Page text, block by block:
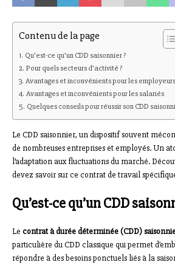
Contenu de la page
Qu’est-ce qu’un CDD saisonnier ?
Pour quels secteurs d’activité ?
Avantages et inconvénients pour les employeurs
Avantages et inconvénients pour les salariés
Quelques conseils pour réussir son CDD
Le CDD saisonnier, un dispositif souvent
de nombreuses entreprises et employés. Un
l’adaptation aux fluctuations du marché.
devez savoir sur ce contrat de travail
Qu’est-ce qu’un CDD
Le contrat à durée déterminée (CDD)
particulière du CDD classique qui permet
répondre à des besoins ponctuels liés à la